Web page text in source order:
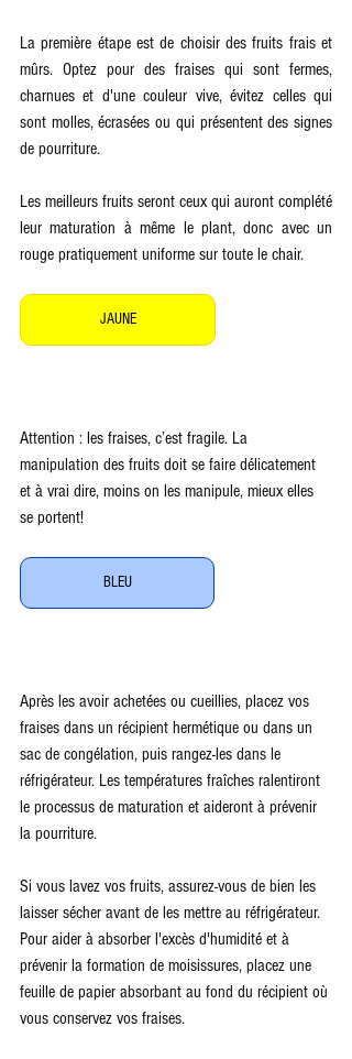
La première étape est de choisir des fruits frais et
mûrs. Optez pour des fraises qui sont fermes,
charnues et d'une couleur vive, évitez celles qui
sont molles, écrasées ou qui présentent des signes
de pourriture.
Les meilleurs fruits seront ceux qui auront complété
leur maturation à même le plant, donc avec un
rouge pratiquement uniforme sur toute le chair.
JAUNE
Attention : les fraises, c’est fragile. La
manipulation des fruits doit se faire délicatement
et à vrai dire, moins on les manipule, mieux elles
se portent!
BLEU
Après les avoir achetées ou cueillies, placez vos
fraises dans un récipient hermétique ou dans un
sac de congélation, puis rangez-les dans le
réfrigérateur. Les températures fraîches ralentiront
le processus de maturation et aideront à prévenir
la pourriture.
Si vous lavez vos fruits, assurez-vous de bien les
laisser sécher avant de les mettre au réfrigérateur.
Pour aider à absorber l'excès d'humidité et à
prévenir la formation de moisissures, placez une
feuille de papier absorbant au fond du récipient où
vous conservez vos fraises.